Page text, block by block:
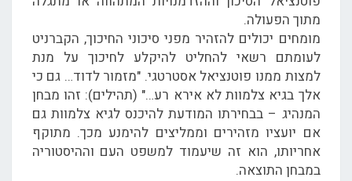
מתוך הפעולה.
מומחים יכולים להזהיר מפני סיכוני החיכוך, הקברניט
לעומתם רשאי להחליט להיקלע לחיכוך על מנת
למצות ממנו פוטנציאל אסטרטגי. "מזמור לדוד… גם כי
אלך בגיא צלמוות לא אירא רע…" (תהילים): זהו מבחן
המנהיג – בבחירתו המודעת להיכנס לגיא צלמוות גם
אם יועציו מזהירים וממליצים להימנע מכך. מתוקף
אחריותו, הוא זה שיעמוד למשפט העם וההיסטוריה
במבחן התוצאה.